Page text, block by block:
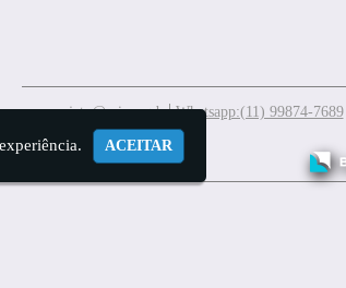
meuprojeto@mis.arq.br Whatsapp:(11) 99874-7689
ACEITAR